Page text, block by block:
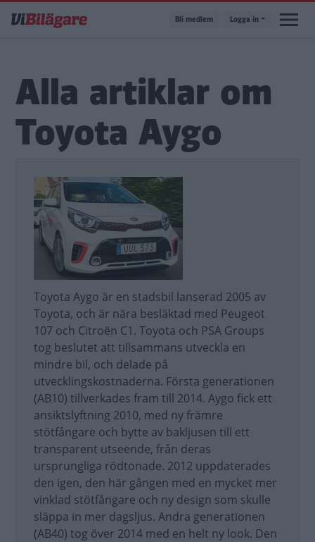
till
Bli medlem Logga in
Alla artiklar om
Toyota Aygo
Toyota Aygo är en stadsbil lanserad 2005 av
Toyota, och är nära besläktad med Peugeot
107 och Citroën C1. Toyota och PSA Groups
tog beslutet att tillsammans utveckla en
mindre bil, och delade på
utvecklingskostnaderna. Första generationen
(AB10) tillverkades fram till 2014. Aygo fick ett
ansiktslyftning 2010, med ny främre
stötfångare och bytte av bakljusen till ett
transparent utseende, från deras
ursprungliga rödtonade. 2012 uppdaterades
den igen, den här gången med en mycket mer
vinklad stötfångare och ny design som skulle
släppa in mer dagsljus. Andra generationen
(AB40) tog över 2014 med en helt ny look. Den